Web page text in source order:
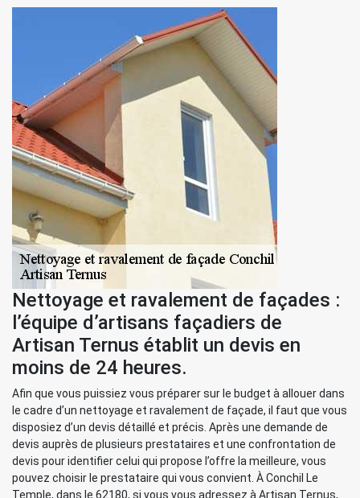
Nettoyage et ravalement de façades :
l’équipe d’artisans façadiers de
Artisan Ternus établit un devis en
moins de 24 heures.
Afin que vous puissiez vous préparer sur le budget à allouer dans
le cadre d’un nettoyage et ravalement de façade, il faut que vous
disposiez d’un devis détaillé et précis. Après une demande de
devis auprès de plusieurs prestataires et une confrontation de
devis pour identifier celui qui propose l’offre la meilleure, vous
pouvez choisir le prestataire qui vous convient. À Conchil Le
Temple, dans le 62180, si vous vous adressez à Artisan Ternus,